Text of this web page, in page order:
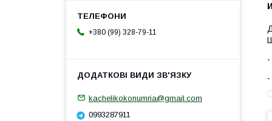
+380 (99) 328-79-11
kachelikokonumria@gmail.com
0993287911